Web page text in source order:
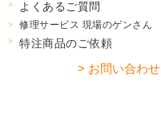
よくあるご質問
修理サービス 現場のゲンさん
特注商品のご依頼
> お問い合わせ